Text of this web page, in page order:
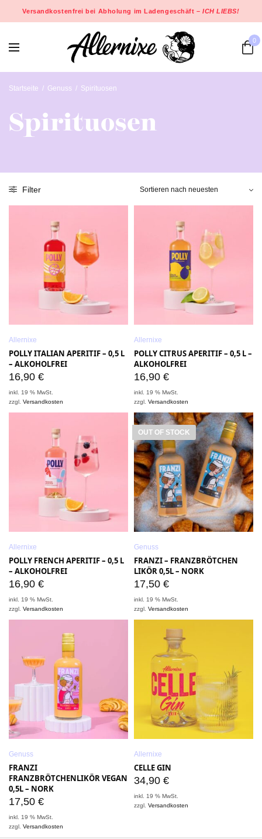
Versandkostenfrei bei Abholung im Ladengeschäft –ICH LIEBS!
0
Startseite / Genuss / Spirituosen
Spirituosen
Filter
Allernixe
POLLY ITALIAN APERITIF – 0,5 L
– ALKOHOLFREI
16,90 €
inkl. 19 % MwSt.
zzgl.Versandkosten
Allernixe
POLLY CITRUS APERITIF – 0,5 L –
ALKOHOLFREI
16,90 €
inkl. 19 % MwSt.
zzgl.Versandkosten
Allernixe
POLLY FRENCH APERITIF – 0,5 L
– ALKOHOLFREI
16,90 €
inkl. 19 % MwSt.
zzgl.Versandkosten
OUT OF STOCK
Genuss
FRANZI – FRANZBRÖTCHEN
LIKÖR 0,5L – NORK
17,50 €
inkl. 19 % MwSt.
zzgl.Versandkosten
Genuss
FRANZI
FRANZBRÖTCHENLIKÖR VEGAN
0,5L – NORK
17,50 €
inkl. 19 % MwSt.
zzgl.Versandkosten
Allernixe
CELLE GIN
34,90 €
inkl. 19 % MwSt.
zzgl.Versandkosten